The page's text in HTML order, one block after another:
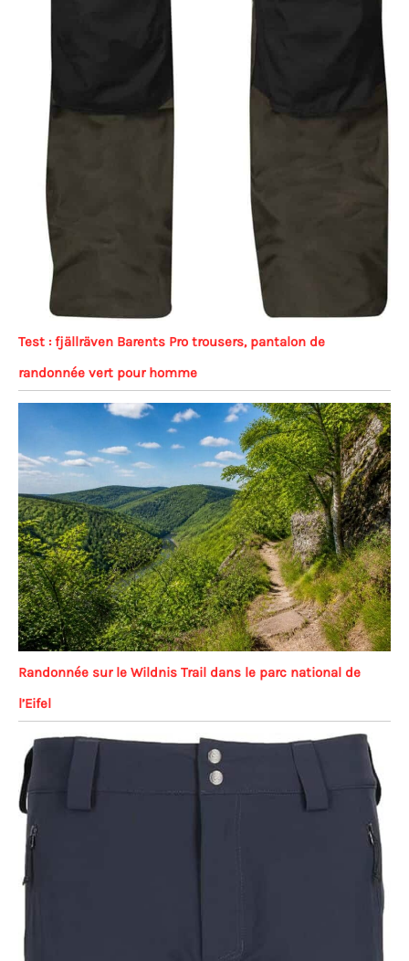
Test : fjällräven Barents Pro trousers, pantalon de
randonnée vert pour homme
Randonnée sur le Wildnis Trail dans le parc national de
l’Eifel